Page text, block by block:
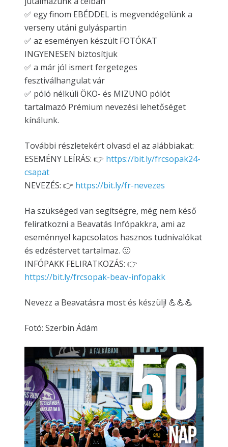
✅ egy finom EBÉDDEL is megvendégelünk a
verseny utáni gulyáspartin
✅ az eseményen készült FOTÓKAT
INGYENESEN biztosítjuk
✅ a már jól ismert fergeteges
fesztiválhangulat vár
✅ póló nélküli ÖKO- és MIZUNO pólót
tartalmazó Prémium nevezési lehetőséget
kínálunk.
További részletekért olvasd el az alábbiakat:
ESEMÉNY LEÍRÁS: 👉 https://bit.ly/frcsopak24-
csapat
NEVEZÉS: 👉 https://bit.ly/fr-nevezes
Ha szükséged van segítségre, még nem késő
feliratkozni a Beavatás Infópakkra, ami az
eseménnyel kapcsolatos hasznos tudnivalókat
és edzéstervet tartalmaz. 🙂
INFÓPAKK FELIRATKOZÁS: 👉
https://bit.ly/frcsopak-beav-infopakk
Nevezz a Beavatásra most és készülj! 💪💪💪
Fotó: Szerbin Ádám